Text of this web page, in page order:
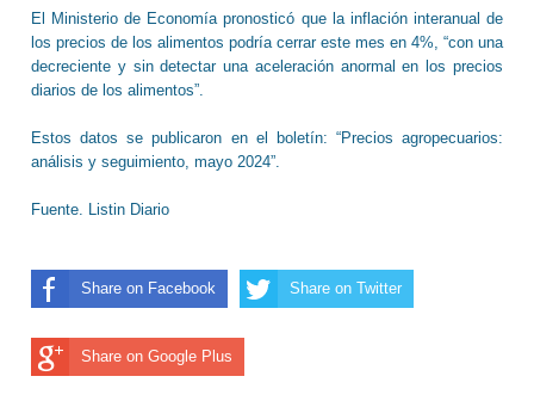
El Ministerio de Economía pronosticó que la inflación interanual de
los precios de los alimentos podría cerrar este mes en 4%, “con una
decreciente y sin detectar una aceleración anormal en los precios
diarios de los alimentos”.
Estos datos se publicaron en el boletín: “Precios agropecuarios:
análisis y seguimiento, mayo 2024”.
Fuente. Listin Diario
Share on Facebook Share on Twitter
Share on Google Plus